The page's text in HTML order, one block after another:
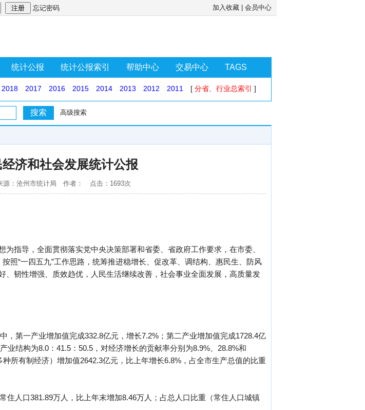
忘记密码 加入收藏 会员中心
统计公报 统计公报索引 帮助中心 交易中心 TAGS
2018 2017 2016 2015 2014 2013 2012 2011 [ 分省、行业总索引 ]
高级搜索
济和社会发展统计公报
源：沧州市统计局 作者： 点击：1693次
指导，全面贯彻落实党中央决策部署和省委、省政府工作要求，在市委、
照“一四五九”工作思路，统筹推进稳增长、促改革、调结构、惠民生、防风
韧性增强、质效趋优，人民生活继续改善，社会事业全面发展，高质量发
，第一产业增加值完成332.8亿元，增长7.2%；第二产业增加值完成1728.4亿
业结构为8.0：41.5：50.5，对经济增长的贡献率分别为8.9%、28.8%和
所有制经济）增加值2642.3亿元，比上年增长6.8%，占全市生产总值的比重
住人口381.89万人，比上年末增加8.46万人；占总人口比重（常住人口城镇